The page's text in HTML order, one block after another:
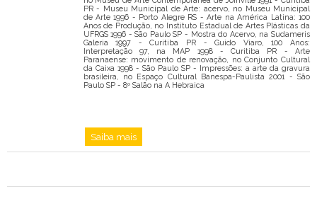
PR - Museu Municipal de Arte: acervo, no Museu Municipal
de Arte 1996 - Porto Alegre RS - Arte na América Latina: 100
Anos de Produção, no Instituto Estadual de Artes Plásticas da
UFRGS 1996 - São Paulo SP - Mostra do Acervo, na Sudameris
Galeria 1997 - Curitiba PR - Guido Viaro, 100 Anos:
Interpretação 97, na MAP 1998 - Curitiba PR - Arte
Paranaense: movimento de renovação, no Conjunto Cultural
da Caixa 1998 - São Paulo SP - Impressões: a arte da gravura
brasileira, no Espaço Cultural Banespa-Paulista 2001 - São
Paulo SP - 8º Salão na A Hebraica
Saiba mais